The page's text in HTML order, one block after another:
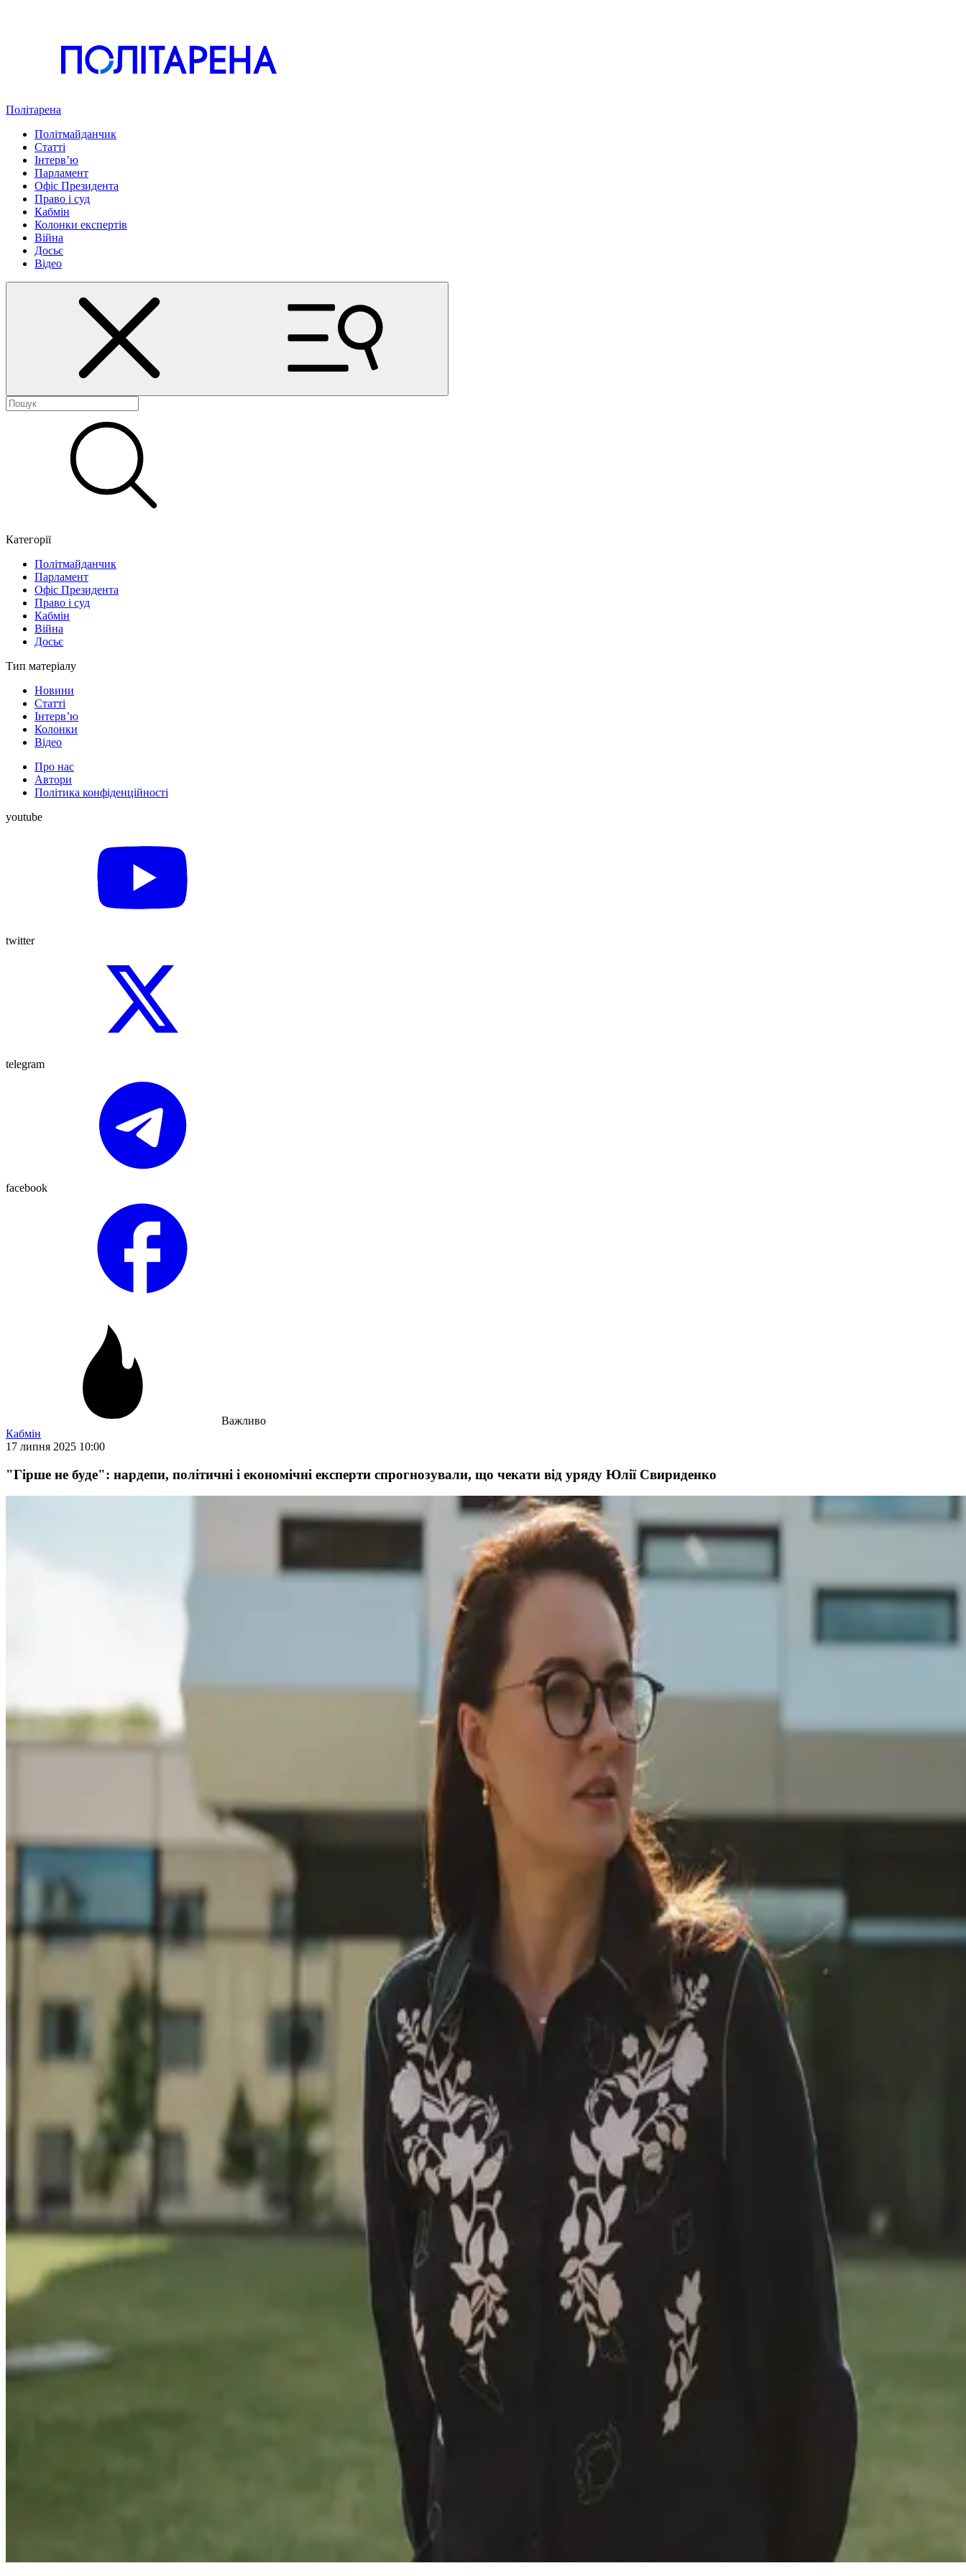
Політарена
Політмайданчик
Статті
Інтервʼю
Парламент
Офіс Президента
Право і суд
Кабмін
Колонки експертів
Війна
Досьє
Відео
Категорії
Політмайданчик
Парламент
Офіс Президента
Право і суд
Кабмін
Війна
Досьє
Тип матеріалу
Новини
Статті
Інтерв’ю
Колонки
Відео
Про нас
Автори
Політика конфіденційності
youtube
twitter
telegram
facebook
Важливо
Кабмін
17 липня 2025 10:00
"Гірше не буде": нардепи, політичні і економічні експерти спрогнозували, що чекати від уряду Юлії Свириденко